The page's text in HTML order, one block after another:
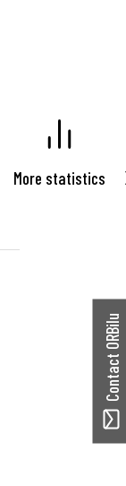
More statistics
Contact ORBilu